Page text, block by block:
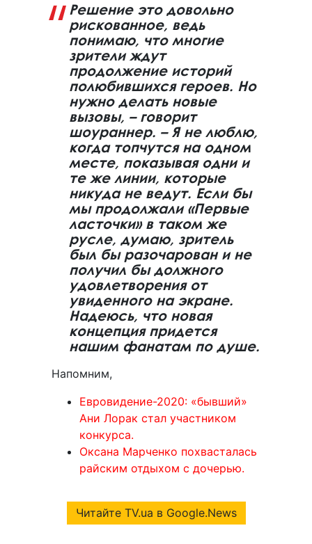
Решение это довольно
рискованное, ведь
понимаю, что многие
зрители ждут
продолжение историй
полюбившихся героев. Но
нужно делать новые
вызовы, – говорит
шоураннер. – Я не люблю,
когда топчутся на одном
месте, показывая одни и
те же линии, которые
никуда не ведут. Если бы
мы продолжали «Первые
ласточки» в таком же
русле, думаю, зритель
был бы разочарован и не
получил бы должного
удовлетворения от
увиденного на экране.
Надеюсь, что новая
концепция придется
нашим фанатам по душе.
Напомним,
Евровидение-2020: «бывший»
Ани Лорак стал участником
конкурса.
Оксана Марченко похвасталась
райским отдыхом с дочерью.
Читайте TV.ua в Google.News